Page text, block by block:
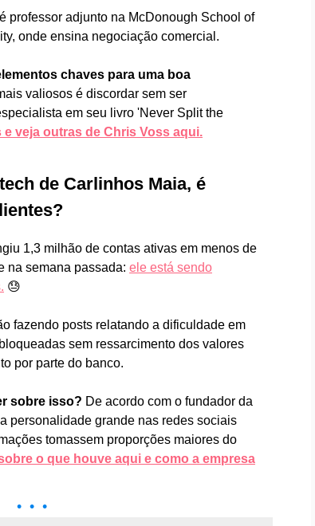
professor adjunto na McDonough School of
onde ensina negociação comercial.
chaves para uma boa
valiosos é discordar sem ser
em seu livro 'Never Split the
e veja outras de Chris Voss aqui.
de Carlinhos Maia, é
1,3 milhão de contas ativas em menos de
na semana passada: ele está sendo
😓
fazendo posts relatando a dificuldade em
sem ressarcimento dos valores
por parte do banco.
sobre isso? De acordo com o fundador da
personalidade grande nas redes sociais
tomassem proporções maiores do
o que houve aqui e como a empresa
• • •